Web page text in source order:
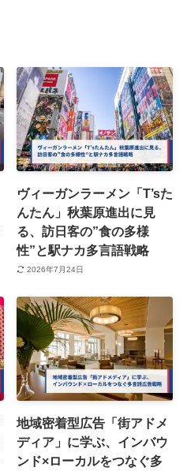
ヴィーガンラーメン「T’sた
んたん」秋葉原進出に見
る、訪日客の”食の多様
性”と駅ナカ多言語戦略
2026年7月24日
地域密着型広告「街アドメ
ディア」に学ぶ、インバウ
ンド×ローカルをつなぐ多